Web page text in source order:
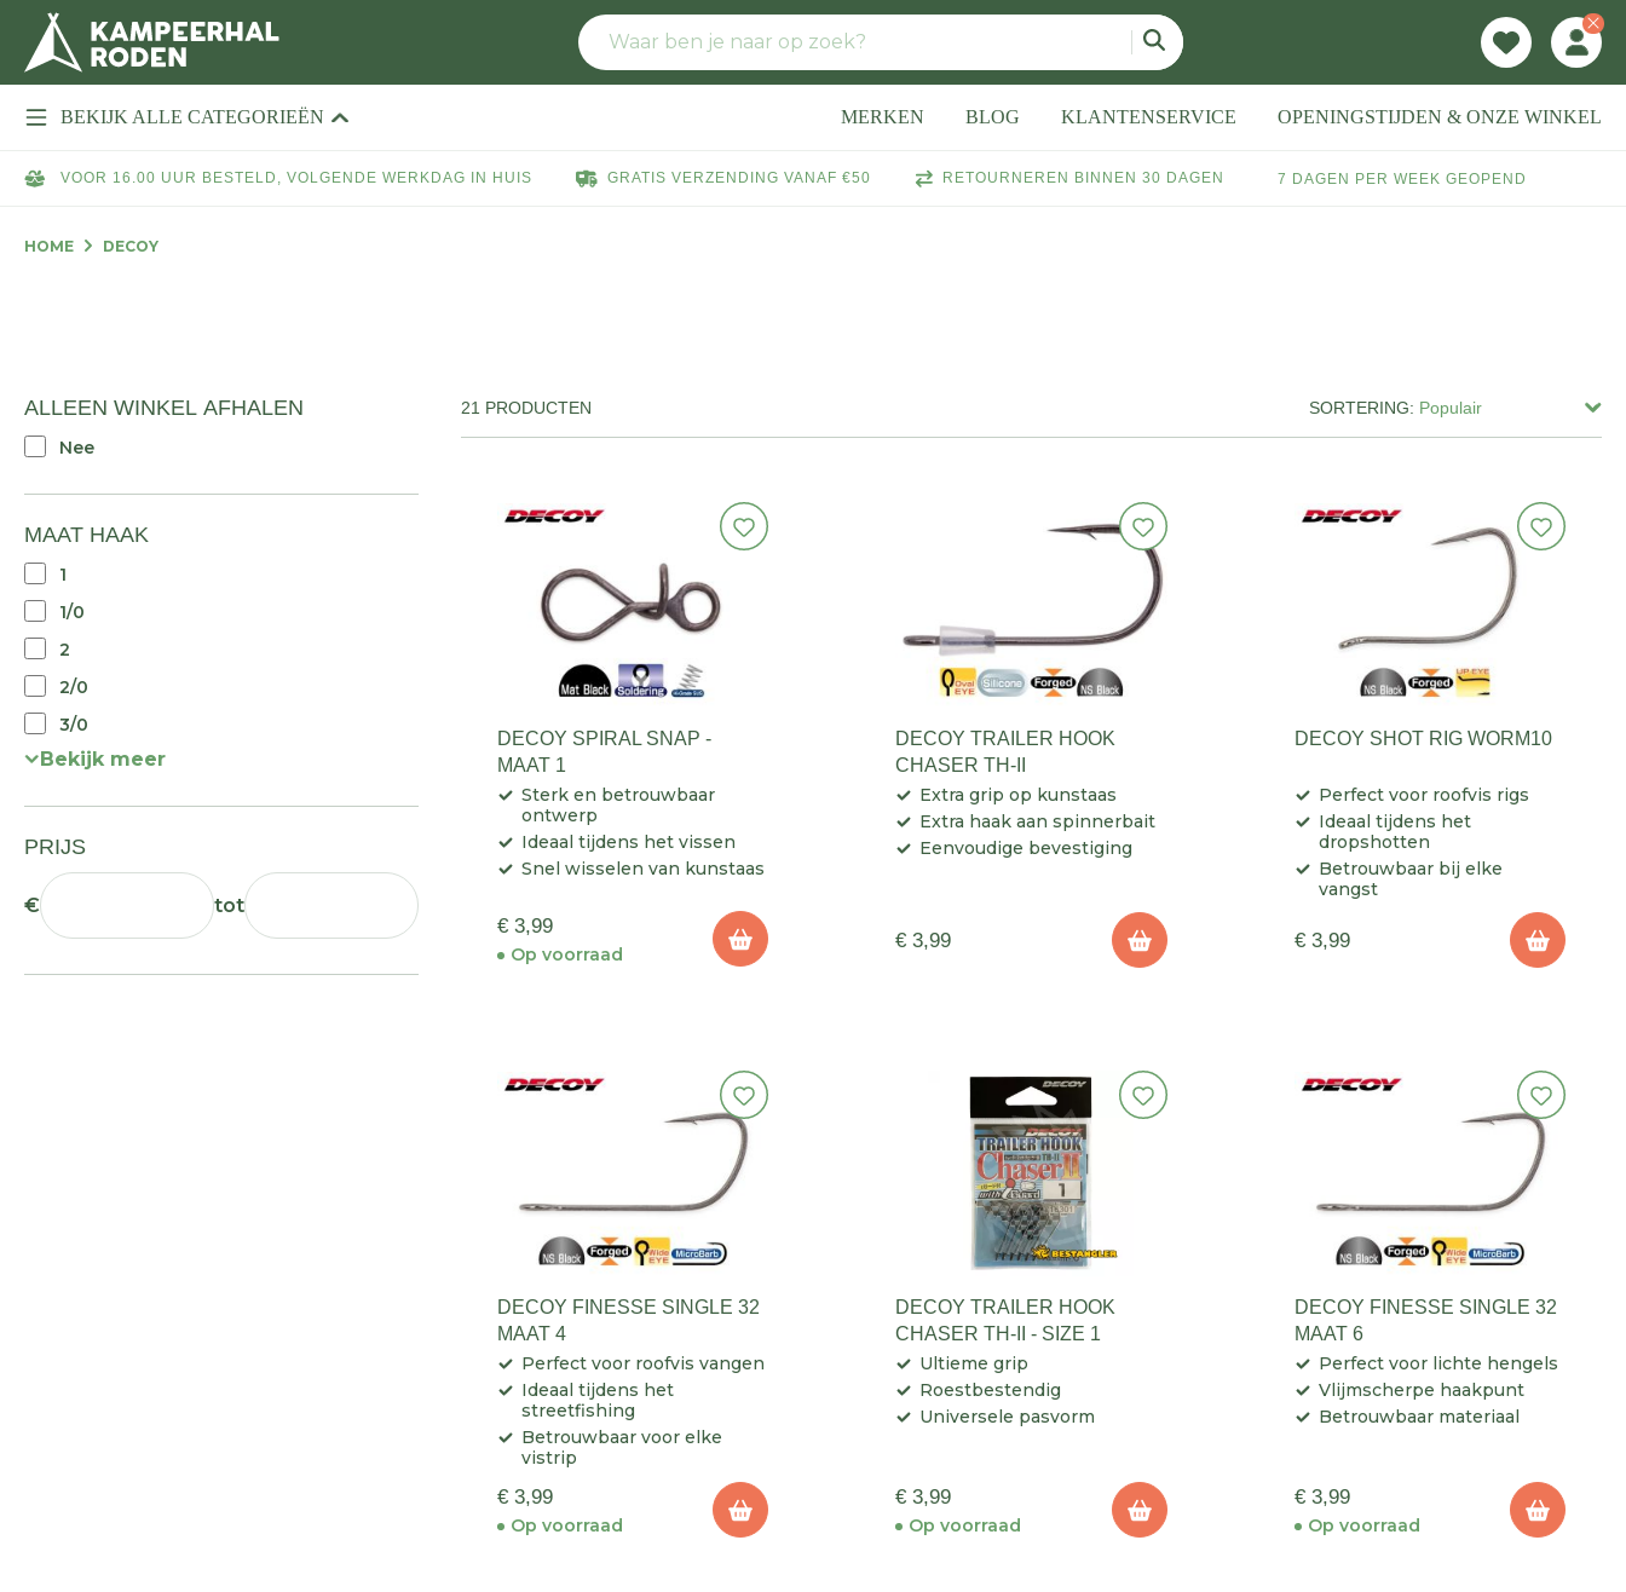
BEKIJK ALLE CATEGORIEËN MERKEN BLOG KLANTENSERVICE OPENINGSTIJDEN & ONZE WINKEL
VOOR 16.00 UUR BESTELD, VOLGENDE WERKDAG IN HUIS GRATIS VERZENDING VANAF €50 RETOURNEREN BINNEN 30 DAGEN 7 DAGEN PER WEEK GEOPEND
HOME DECOY
ALLEEN WINKEL AFHALEN
Nee
MAAT HAAK
1
1/0
2
2/0
3/0
Bekijk meer
PRIJS
€ tot
21 PRODUCTEN SORTERING:
DECOY SPIRAL SNAP -
MAAT 1
Sterk en betrouwbaar
ontwerp
Ideaal tijdens het vissen
Snel wisselen van kunstaas
€ 3,99
Op voorraad
DECOY TRAILER HOOK
CHASER TH-II
Extra grip op kunstaas
Extra haak aan spinnerbait
Eenvoudige bevestiging
€ 3,99
DECOY SHOT RIG WORM10
Perfect voor roofvis rigs
Ideaal tijdens het
dropshotten
Betrouwbaar bij elke
vangst
€ 3,99
DECOY FINESSE SINGLE 32
MAAT 4
Perfect voor roofvis vangen
Ideaal tijdens het
streetfishing
Betrouwbaar voor elke
vistrip
€ 3,99
Op voorraad
DECOY TRAILER HOOK
CHASER TH-II - SIZE 1
Ultieme grip
Roestbestendig
Universele pasvorm
€ 3,99
Op voorraad
DECOY FINESSE SINGLE 32
MAAT 6
Perfect voor lichte hengels
Vlijmscherpe haakpunt
Betrouwbaar materiaal
€ 3,99
Op voorraad